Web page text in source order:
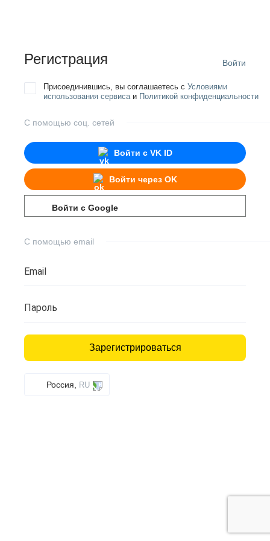
Регистрация Войти
Присоединившись, вы соглашаетесь с Условиями
использования сервисаи Политикой конфиденциальности
С помощью соц. сетей
Войти с VK ID
Войти через OK
Войти с Google
С помощью email
Email
Пароль
Зарегистрироваться
Россия, RU